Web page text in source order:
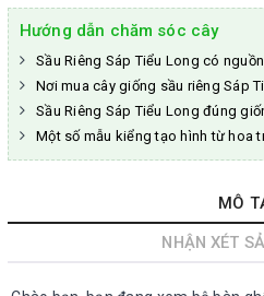
Hướng dẫn chăm sóc cây
Sầu Riêng Sáp Tiểu Long có
Nơi mua cây giống sầu riêng Sáp
Sầu Riêng Sáp Tiểu Long đúng
Một số mẫu kiểng tạo hình từ hoa
MÔ
NHẬN XÉT